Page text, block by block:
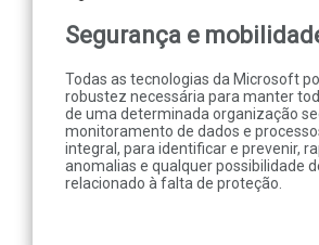
Segurança e
Todas as tecnologias da Microsoft
robustez necessária para manter
de uma determinada organização
monitoramento de dados e
integral, para identificar e prevenir,
anomalias e qualquer possibilidade
relacionado à falta de proteção.